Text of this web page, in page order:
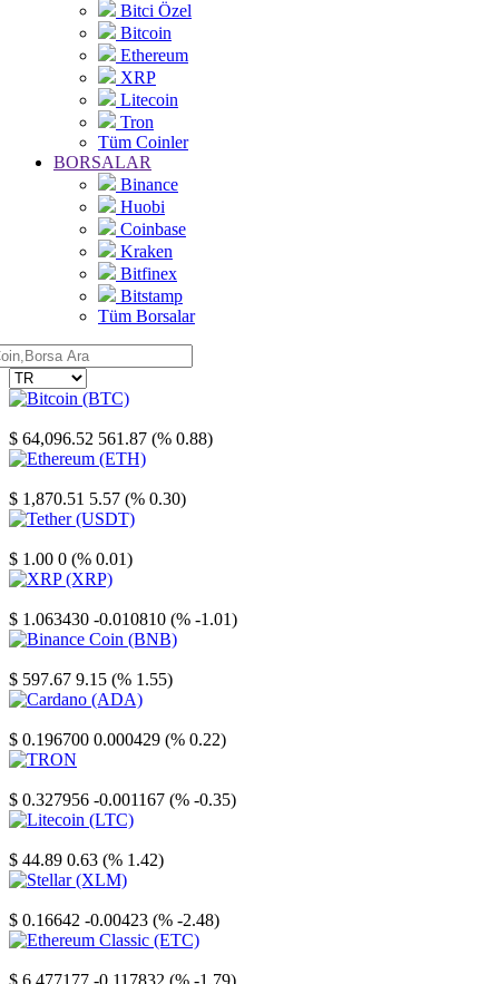
Bitci Özel
Bitcoin
Ethereum
XRP
Litecoin
Tron
Tüm Coinler
BORSALAR
Binance
Huobi
Coinbase
Kraken
Bitfinex
Bitstamp
Tüm Borsalar
$ 64,096.52 561.87 (% 0.88)
$ 1,870.51 5.57 (% 0.30)
$ 1.00 0 (% 0.01)
$ 1.063430 -0.010810 (% -1.01)
$ 597.67 9.15 (% 1.55)
$ 0.196700 0.000429 (% 0.22)
$ 0.327956 -0.001167 (% -0.35)
$ 44.89 0.63 (% 1.42)
$ 0.16642 -0.00423 (% -2.48)